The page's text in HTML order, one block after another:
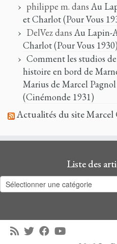
philippe m. dans Au
et Charlot (Pour Vous
DelVezdans Au Lapin-
Charlot (Pour Vous
Comment les studios
histoire en bord de
Marius de Marcel
(Cinémonde 1931)
Actualités du site Marcel
Liste des
Liste
des